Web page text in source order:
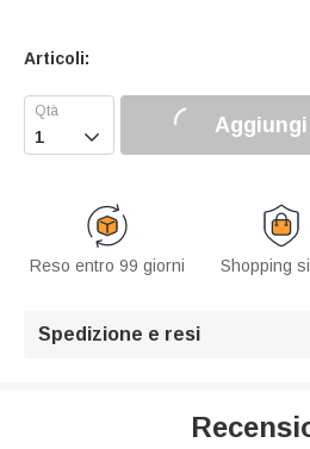
Articoli:

Reso entro 99 giorni Shopping
Spedizione e resi